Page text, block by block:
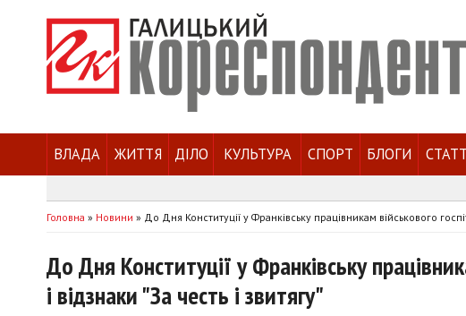
ВЛАДА ЖИТТЯ ДІЛО КУЛЬТУРА СПОРТ БЛОГИ
Головна » Новини » До Дня Конституції у Франківську працівникам військового
До Дня Конституції у Франківську
і відзнаки "За честь і звитягу"